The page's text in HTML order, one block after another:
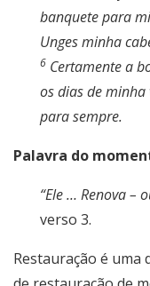
banquete para
Unges minha
6 Certamente a
os dias de minha
para sempre.
Palavra do
“Ele … Renova –
verso 3.
Restauração é uma